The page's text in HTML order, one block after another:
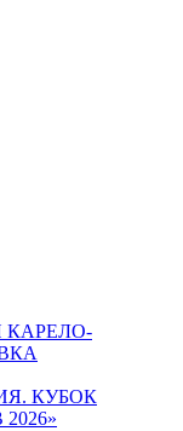
КАРЕЛО-
КУБОК